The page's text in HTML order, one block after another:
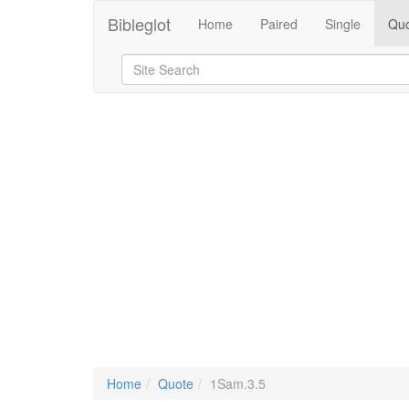
Bibleglot Home Paired Single
Home Quote 1Sam.3.5